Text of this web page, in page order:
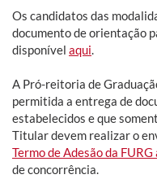
Os candidatos das
documento de orientação
disponível aqui.
A Pró-reitoria de
permitida a entrega de
estabelecidos e que
Titular devem realizar o
Termo de Adesão da
de concorrência.